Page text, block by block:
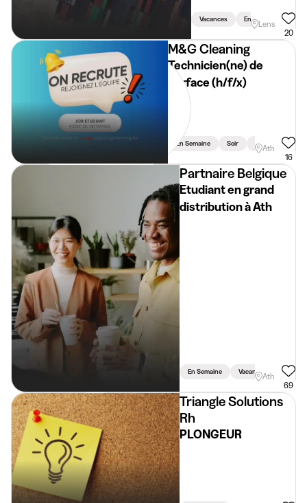
Vacances En Semaine
Lens
20
M&G Cleaning
Technicien(ne) de
surface (h/f/x)
En Semaine Soir Vacances
Ath
16
Partnaire Belgique
Etudiant en grand
distribution à Ath
En Semaine VacancesAth
69
Triangle Solutions
Rh
PLONGEUR